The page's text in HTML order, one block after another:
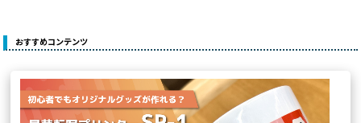
おすすめコンテンツ